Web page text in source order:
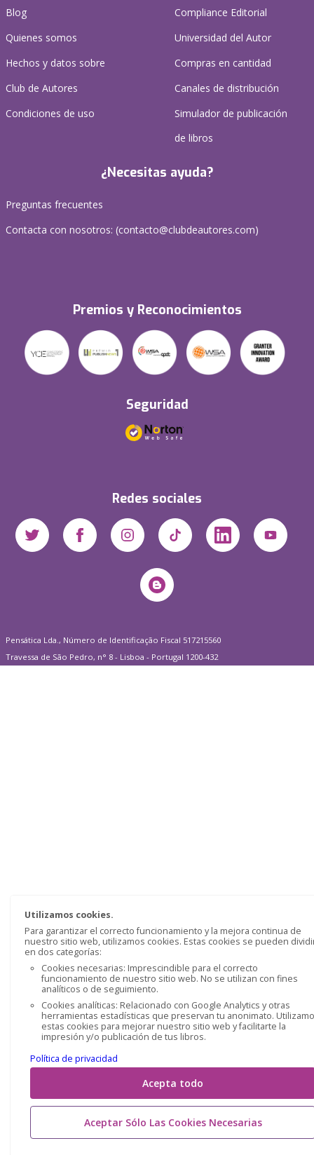
Utilizamos cookies.
Para garantizar el correcto funcionamiento y la mejora continua de
nuestro sitio web, utilizamos cookies. Estas cookies se pueden
en dos categorías:
Cookies necesarias: Imprescindible para el correcto
funcionamiento de nuestro sitio web. No se utilizan con fines
analíticos o de seguimiento.
Cookies analíticas: Relacionado con Google Analytics y otras
herramientas estadísticas que preservan tu anonimato.
estas cookies para mejorar nuestro sitio web y facilitarte la
impresión y/o publicación de tus libros.
Política de privacidad
Acepta todo
Aceptar Sólo Las Cookies Necesarias
Blog
Quienes somos
Hechos y datos sobre
Club de Autores
Condiciones de uso
Compliance Editorial
Universidad del Autor
Compras en cantidad
Canales de distribución
Simulador de publicación
de libros
¿Necesitas ayuda?
Preguntas frecuentes
Contacta con nosotros: (contacto@clubdeautores.com)
Premios y Reconocimientos
Seguridad
Redes sociales
Pensática Lda., Número de Identificação Fiscal 517215560
Travessa de São Pedro, n° 8 - Lisboa - Portugal 1200-432